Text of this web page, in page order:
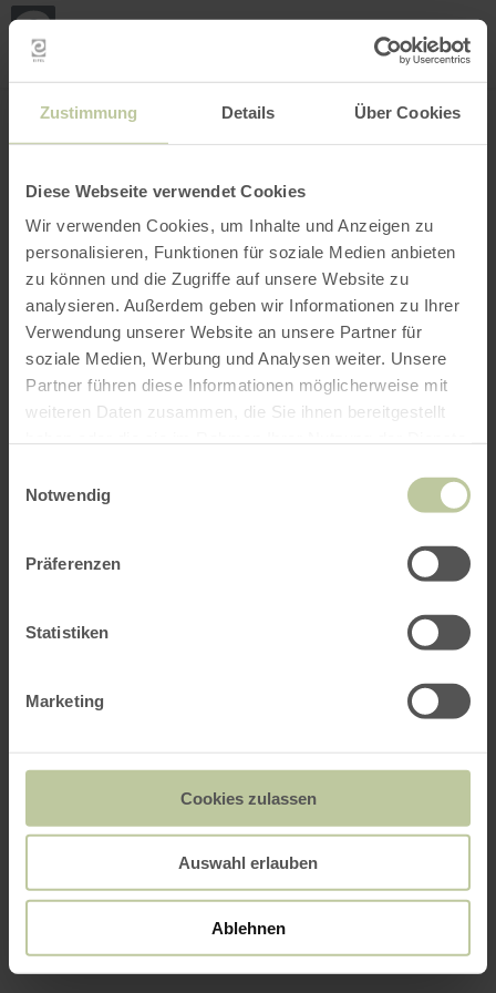
Zustimmung Details Über Cookies
Diese Webseite verwendet Cookies
Wir verwenden Cookies, um Inhalte und Anzeigen zu
personalisieren, Funktionen für soziale Medien anbieten
zu können und die Zugriffe auf unsere Website zu
analysieren. Außerdem geben wir Informationen zu Ihrer
Verwendung unserer Website an unsere Partner für
soziale Medien, Werbung und Analysen weiter. Unsere
Partner führen diese Informationen möglicherweise mit
weiteren Daten zusammen, die Sie ihnen bereitgestellt
Notwendig
Präferenzen
Statistiken
Marketing
Cookies zulassen
Auswahl erlauben
Ablehnen
INTERAKTIVE KARTE
Filter öffnen